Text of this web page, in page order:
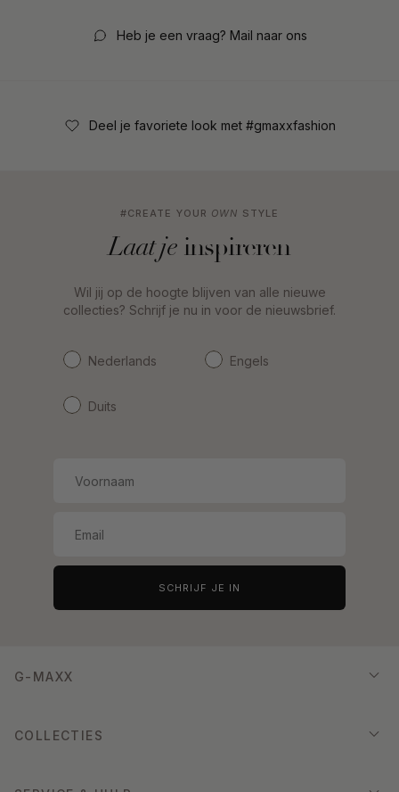
Heb je een vraag? Mail naar ons
Deel je favoriete look met #gmaxxfashion
#CREATE YOUR OWN STYLE
Laat jeinspireren
Wil jij op de hoogte blijven van alle nieuwe
collecties? Schrijf je nu in voor de nieuwsbrief.
Nederlands Engels
Duits
SCHRIJF JE IN
G-MAXX
COLLECTIES